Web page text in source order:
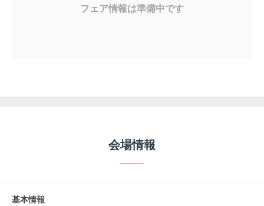
フェア情報は準備中です
会場情報
基本情報